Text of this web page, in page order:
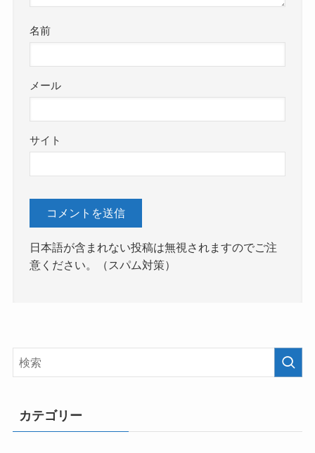
名前
メール
サイト
日本語が含まれない投稿は無視されますのでご注
意ください。（スパム対策）
カテゴリー